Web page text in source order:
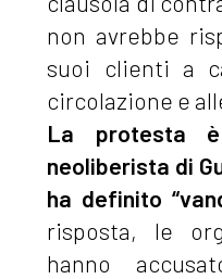
non avrebbe
suoi clienti a
circolazione e
La protesta
neoliberista di
ha definito
risposta, le
hanno